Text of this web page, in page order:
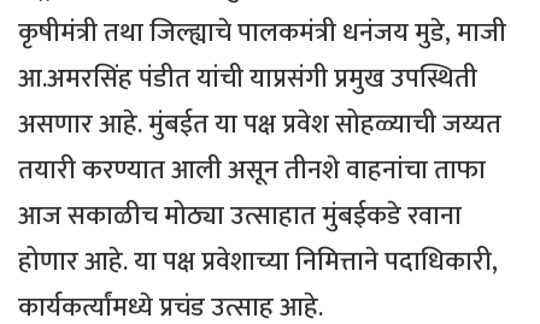
कृषीमंत्री तथा जिल्ह्याचे पालकमंत्री धनंजय मुडे, माजी
आ.अमरसिंह पंडीत यांची याप्रसंगी प्रमुख उपस्थिती
असणार आहे. मुंबईत या पक्ष प्रवेश सोहळ्याची जय्यत
तयारी करण्यात आली असून तीनशे वाहनांचा ताफा
आज सकाळीच मोठ्या उत्साहात मुंबईकडे रवाना
होणार आहे. या पक्ष प्रवेशाच्या निमित्ताने पदाधिकारी,
कार्यकर्त्यांमध्ये प्रचंड उत्साह आहे.